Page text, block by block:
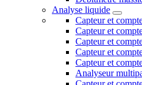
Analyse liquide
Capteur et
Capteur et
Capteur et
Capteur et
Capteur et
Analyseur